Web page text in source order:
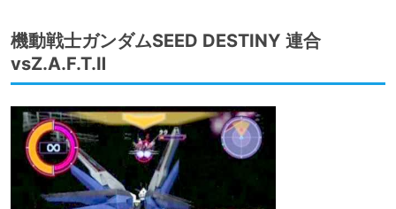
機動戦士ガンダムSEED DESTINY 連合
vsZ.A.F.T.Ⅱ